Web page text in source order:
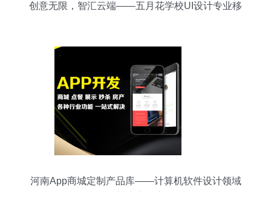
创意无限，智汇云端——五月花学校UI设计专业移
河南App商城定制产品库——计算机软件设计领域